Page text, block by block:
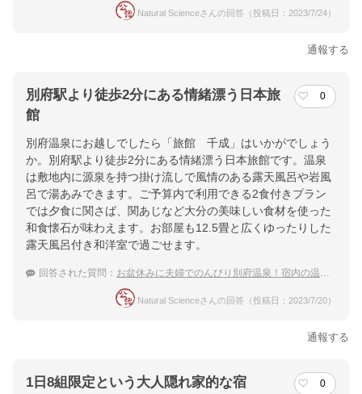
Natural Scienceさんの回答（投稿日：2023/7/24）
通報する
別府駅より徒歩2分にある情緒漂う日本旅
館
0
別府温泉にお越しでしたら「旅館 千成」はいかがでしょう
か。別府駅より徒歩2分にある情緒漂う日本旅館です。温泉
は敷地内に源泉を持つ掛け流しで風情のある露天風呂や岩風
呂で湯あみできます。ご予算内で利用できる2食付きプラン
では夕食に関さば、関あじなど大分の美味しい食材を使った
和食懐石が味わえます。お部屋も12.5畳と広くゆったりした
露天風呂付き和洋室で過ごせます。
回答された質問： お盆休みに夫婦でのんびり別府温泉！宿内の温泉も楽しめ客室露天風呂がある宿
Natural Scienceさんの回答（投稿日：2023/7/20）
通報する
1日8組限定という大人隠れ家的な宿 0